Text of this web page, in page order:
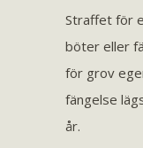
Straffet för
böter eller
för grov
fängelse
år.